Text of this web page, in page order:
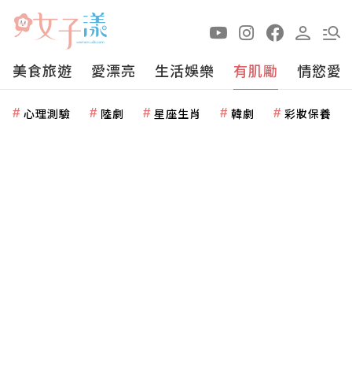
美食旅遊 愛漂亮 生活娛樂 有肌勵 情慾愛
心理測驗 陸劇 星座生肖 韓劇 彩妝保養